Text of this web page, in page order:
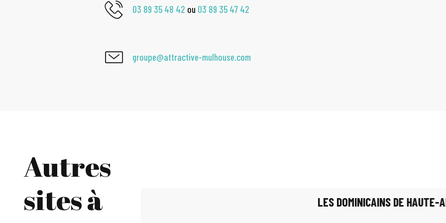
03 89 35 48 42 ou 03 89 35 47 42
groupe@attractive-mulhouse.com
Autres
sites à
LES DOMINICAINS DE HAUTE-